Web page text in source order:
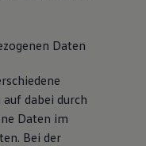
Daten
dabei durch
Daten im
Bei der